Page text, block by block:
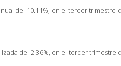
de -10.11%, en el tercer trimestre
de -2.36%, en el tercer trimestre